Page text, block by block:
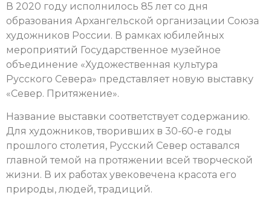
В 2020 году исполнилось 85 лет со дня
образования Архангельской организации Союза
художников России. В рамках юбилейных
мероприятий Государственное музейное
объединение «Художественная культура
Русского Севера» представляет новую выставку
«Север. Притяжение».
Название выставки соответствует содержанию.
Для художников, творивших в 30-60-е годы
прошлого столетия, Русский Север оставался
главной темой на протяжении всей творческой
жизни. В их работах увековечена красота его
природы, людей, традиций.